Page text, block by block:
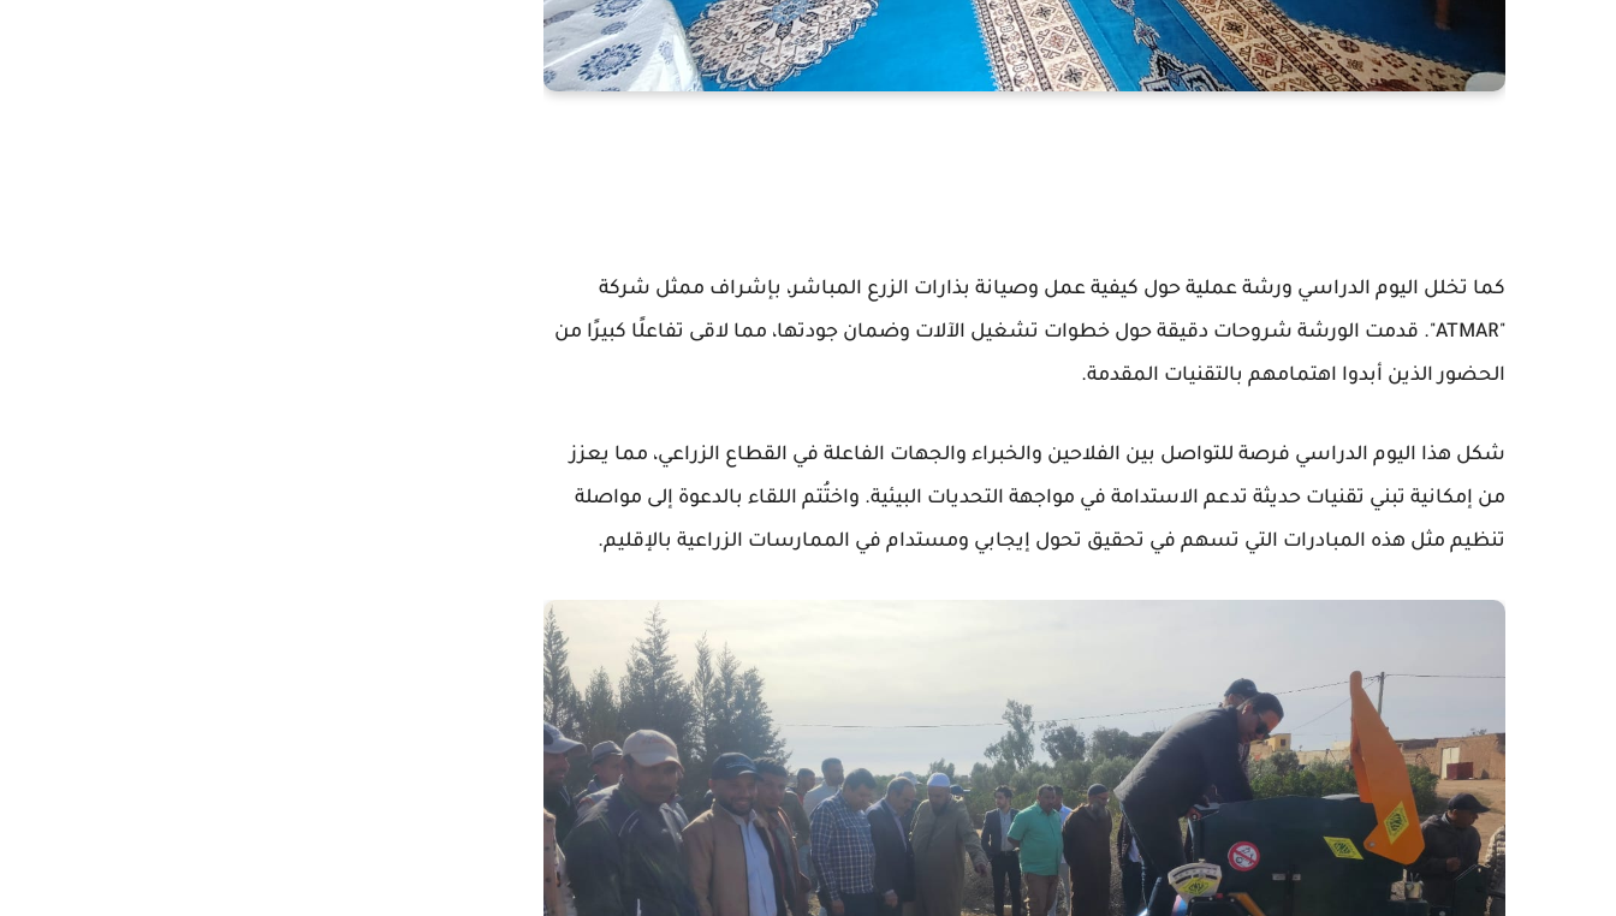
كما تخلل اليوم الدراسي ورشة عملية حول كيفية عمل وصيانة بذارات الزرع المباشر، بإشراف ممثل شركة
"ATMAR". قدمت الورشة شروحات دقيقة حول خطوات تشغيل الآلات وضمان جودتها، مما لاقى تفاعلًا كبيرًا من
الحضور الذين أبدوا اهتمامهم بالتقنيات المقدمة.
شكل هذا اليوم الدراسي فرصة للتواصل بين الفلاحين والخبراء والجهات الفاعلة في القطاع الزراعي، مما يعزز
من إمكانية تبني تقنيات حديثة تدعم الاستدامة في مواجهة التحديات البيئية. واختُتم اللقاء بالدعوة إلى مواصلة
تنظيم مثل هذه المبادرات التي تسهم في تحقيق تحول إيجابي ومستدام في الممارسات الزراعية بالإقليم.